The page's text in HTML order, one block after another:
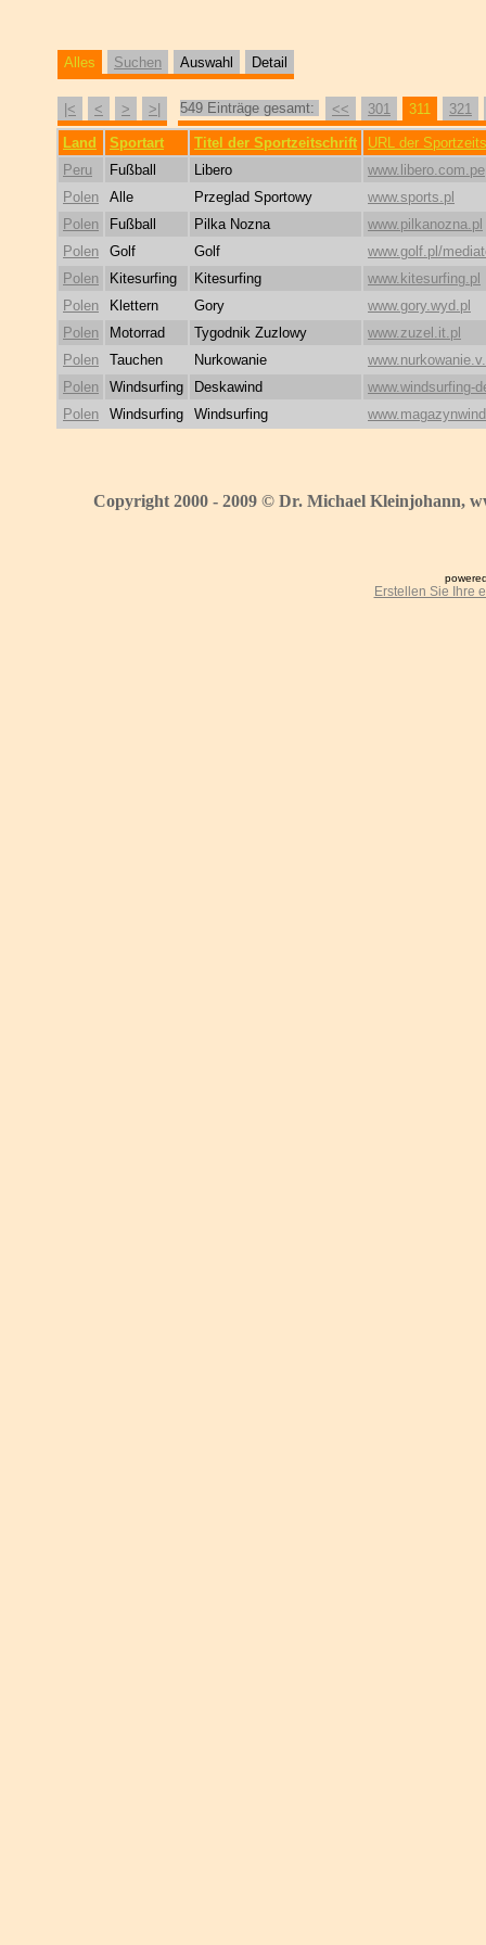
Alles Suchen Auswahl Detail
|< < > >| 549 Einträge gesamt: << 301 311 321
Land Sportart Titel der Sportzeitschrift
URL der
Peru
Fußball Libero
www.libero.com.pe
Polen
Alle Przeglad Sportowy
www.sports.pl
Polen
Fußball Pilka Nozna
www.pilkanozna.pl
Polen
Golf Golf
www.golf.pl/
Polen
Kitesurfing Kitesurfing
www.kitesurfing.pl
Polen
Klettern Gory
www.gory.wyd.pl
Polen
Motorrad Tygodnik Zuzlowy
www.zuzel.it.pl
Polen
Tauchen Nurkowanie
Polen
Windsurfing Deskawind
www.windsurfing-
Polen
Windsurfing Windsurfing
Copyright 2000 - 2009 © Dr. Michael Kleinjohann,
Erstellen Sie Ihre